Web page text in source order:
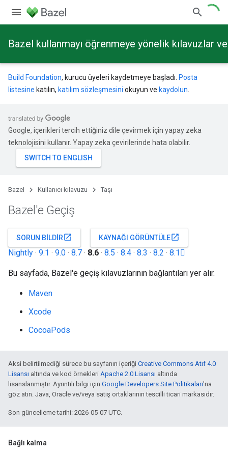
Bazel kullanmayı öğrenmeye yönelik kılavuzlar
Build Foundation, kurucu üyeleri kaydetmeye başladı. Posta
listesine katılın, katılım sözleşmesini okuyun ve kaydolun
Google, içerikleri tercih ettiğiniz dile çevirmek için yapay zeka
teknolojisini kullanır. Yapay zeka çevirilerinde hata olabilir.
Bazel Kullanıcı kılavuzu Taşı
Bazel'e Geçiş
SORUN BILDIRopen_in_new KAYNAĞI GÖRÜNTÜLEopen_in_new
Nightly · 9.1 · 9.0 · 8.7 · 8.6 · 8.5 · 8.4 · 8.3 · 8.2 · 8.1
Bu sayfada, Bazel'e geçiş kılavuzlarının bağlantıları yer alır.
Maven
Xcode
CocoaPods
Aksi belirtilmediği sürece bu sayfanın içeriği Creative Commons Atıf 4.0
Lisansı altında ve kod örnekleri Apache 2.0 Lisansı altında
lisanslanmıştır. Ayrıntılı bilgi için Google Developers Site Politikaları'na
göz atın. Java, Oracle ve/veya satış ortaklarının tescilli ticari markasıdır.
Son güncelleme tarihi: 2026-05-07 UTC.
Bağlı kalma